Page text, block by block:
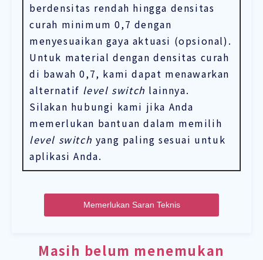
berdensitas rendah hingga densitas
curah minimum 0,7 dengan
menyesuaikan gaya aktuasi (opsional).
Untuk material dengan densitas curah
di bawah 0,7, kami dapat menawarkan
alternatif level switch lainnya.
Silakan hubungi kami jika Anda
memerlukan bantuan dalam memilih
level switch yang paling sesuai untuk
aplikasi Anda.
Memerlukan Saran Teknis
Masih belum menemukan